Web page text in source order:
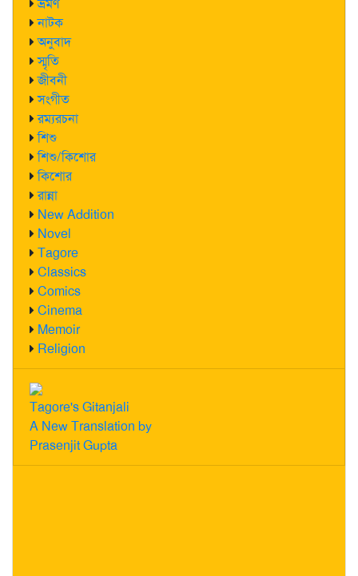
ভ্রমণ
নাটক
অনুবাদ
স্মৃতি
জীবনী
সংগীত
রম্যরচনা
শিশু
শিশু/কিশোর
কিশোর
রান্না
New Addition
Novel
Tagore
Classics
Comics
Cinema
Memoir
Religion
Tagore's Gitanjali
A New Translation by
Prasenjit Gupta